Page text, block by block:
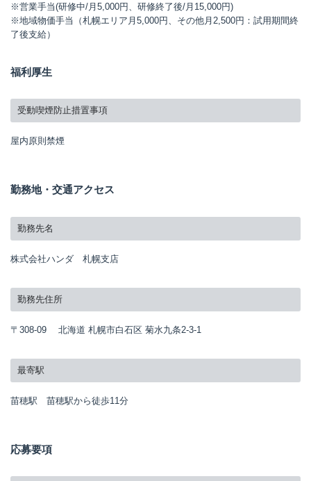
※営業手当(研修中/月5,000円、研修終了後/月15,000円)
※地域物価手当（札幌エリア月5,000円、その他月2,500円：試用期間終
了後支給）
福利厚生
受動喫煙防止措置事項
屋内原則禁煙
勤務地・交通アクセス
勤務先名
株式会社ハンダ 札幌支店
勤務先住所
〒308-09 北海道 札幌市白石区 菊水九条2-3-1
最寄駅
苗穂駅 苗穂駅から徒歩11分
応募要項